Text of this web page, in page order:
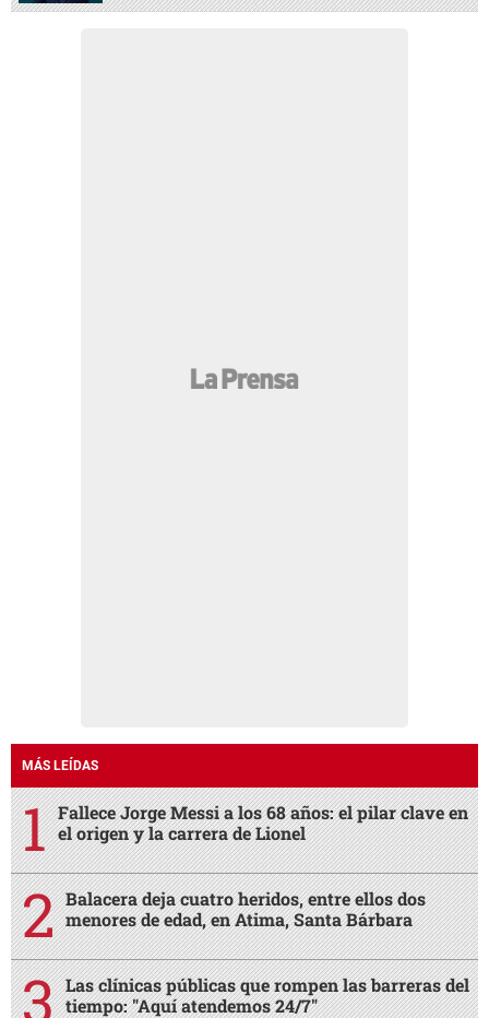
MÁS LEÍDAS
Fallece Jorge Messi a los 68 años: el pilar clave en
el origen y la carrera de Lionel
Balacera deja cuatro heridos, entre ellos dos
menores de edad, en Atima, Santa Bárbara
Las clínicas públicas que rompen las barreras del
tiempo: "Aquí atendemos 24/7"